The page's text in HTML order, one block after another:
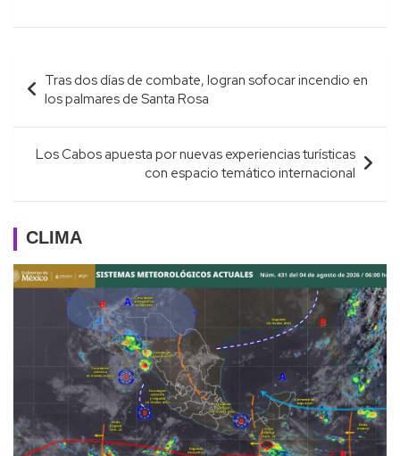
Navegación
de
entradas
Tras dos días de combate, logran sofocar incendio en
los palmares de Santa Rosa
Los Cabos apuesta por nuevas experiencias turísticas
con espacio temático internacional
CLIMA